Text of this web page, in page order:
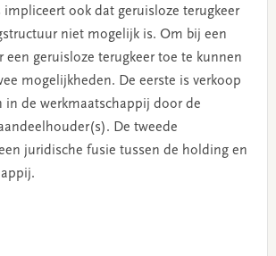
impliceert ook dat geruisloze terugkeer
niet mogelijk is. Om bij een
een geruisloze terugkeer toe te kunnen
mogelijkheden. De eerste is verkoop
in de werkmaatschappij door de
De tweede
juridische fusie tussen de holding en